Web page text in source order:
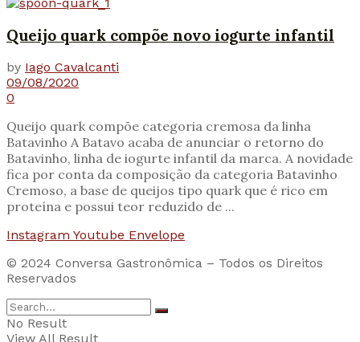
Queijo quark compõe novo iogurte infantil
by Iago Cavalcanti
09/08/2020
0
Queijo quark compõe categoria cremosa da linha
Batavinho A Batavo acaba de anunciar o retorno do
Batavinho, linha de iogurte infantil da marca. A novidade
fica por conta da composição da categoria Batavinho
Cremoso, a base de queijos tipo quark que é rico em
proteína e possui teor reduzido de ...
Instagram Youtube Envelope
© 2024 Conversa Gastronômica – Todos os Direitos
Reservados
No Result
View All Result